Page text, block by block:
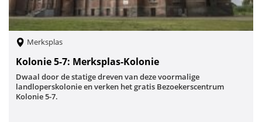
Merksplas
Kolonie 5-7: Merksplas-Kolonie
Dwaal door de statige dreven van deze voormalige
landloperskolonie en verken het gratis Bezoekerscentrum
Kolonie 5-7.